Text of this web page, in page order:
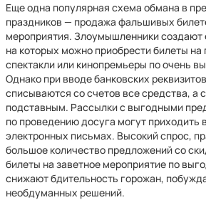
Еще одна популярная схема обмана в
праздников — продажа фальшивых
мероприятия. Злоумышленники создают
на которых можно приобрести билеты
спектакли или кинопремьеры по очень
Однако при вводе банковских
списываются со счетов все средства, а
подставным. Рассылки с выгодными
по проведению досуга могут приходить
электронных письмах. Высокий спрос,
большое количество предложений со
билеты на заветное мероприятие по
снижают бдительность горожан,
необдуманных решений.